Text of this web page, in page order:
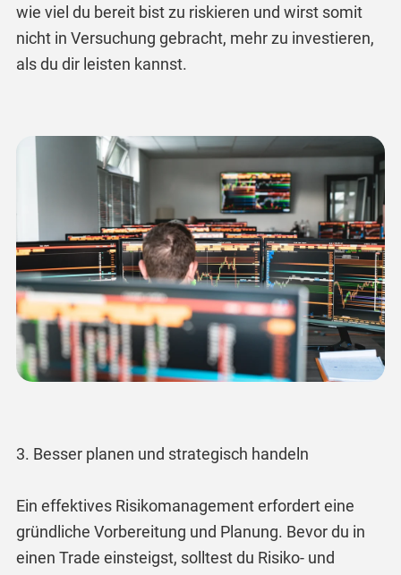
wie viel du bereit bist zu riskieren und wirst somit
nicht in Versuchung gebracht, mehr zu investieren,
als du dir leisten kannst.
3. Besser planen und strategisch handeln
Ein effektives Risikomanagement erfordert eine
gründliche Vorbereitung und Planung. Bevor du in
einen Trade einsteigst, solltest du Risiko- und